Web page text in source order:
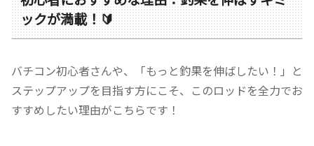
ックが満載！🔰
バチコン初心者さんや、「もっと釣果を伸ばしたい！」と
ステップアップを目指す方にこそ、このロッドを全力でお
すすめしたい理由がこちらです！